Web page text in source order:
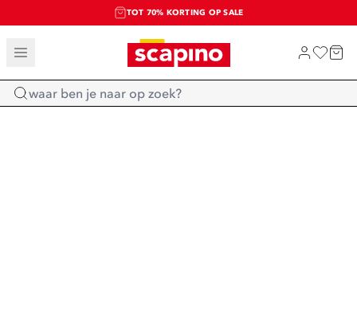
TOT 70% KORTING OP SALE
SALE: LAATSTE KANS!
SHOP NIEUW
Home